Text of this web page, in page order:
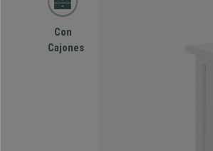
Con
Cajones